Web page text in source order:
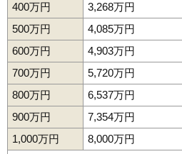
400万円
3,268万円
500万円
4,085万円
600万円
4,903万円
700万円
5,720万円
800万円
6,537万円
900万円
7,354万円
1,000万円
8,000万円